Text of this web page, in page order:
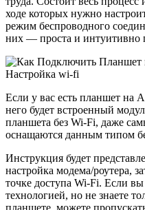
ходе которых нужно
режим беспроводного
них — проста и интуитивно
Если у вас есть планшет на
него будет встроенный
планшета без Wi-Fi, даже
оснащаются данным типом
Инструкция будет
настройка модема/роутера,
точке доступа Wi-Fi. Если
технологией, но не знаете
планшете, можете